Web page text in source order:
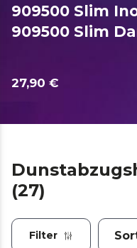
909500 Slim
909500 Slim
27,90 €
(27)
Filter